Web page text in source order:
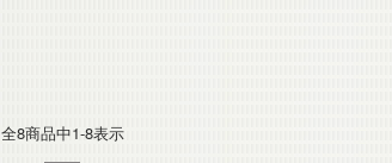
全8商品中1-8表示